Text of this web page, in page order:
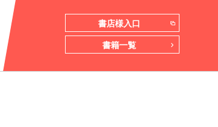
書店様入口
書籍一覧